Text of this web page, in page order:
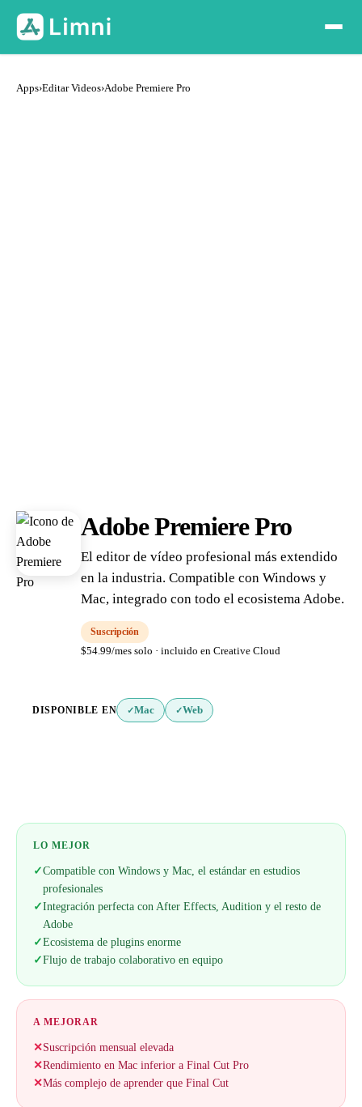
Apps›Editar Videos›Adobe Premiere Pro
Adobe Premiere Pro
El editor de vídeo profesional más extendido
en la industria. Compatible con Windows y
Mac, integrado con todo el ecosistema Adobe.
Suscripción
$54.99/mes solo · incluido en Creative Cloud
DISPONIBLE EN ✓Mac ✓Web
LO MEJOR
✓Compatible con Windows y Mac, el estándar en estudios
profesionales
✓Integración perfecta con After Effects, Audition y el resto de
Adobe
✓Ecosistema de plugins enorme
✓Flujo de trabajo colaborativo en equipo
A MEJORAR
✕Suscripción mensual elevada
✕Rendimiento en Mac inferior a Final Cut Pro
✕Más complejo de aprender que Final Cut